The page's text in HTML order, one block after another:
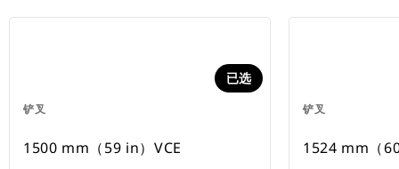
铲叉
已选
1500 mm（59 in）VCE
铲叉
1524 mm（